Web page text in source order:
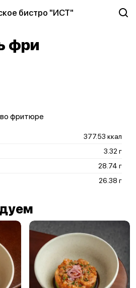
бистро "ИСТ"
фри
фритюре
377.53 ккал
3.32 г
28.74 г
26.38 г